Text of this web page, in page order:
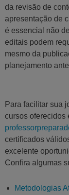
da revisão de
apresentação de
é essencial não
editais podem
mesmo da
planejamento
Para facilitar sua
cursos oferecidos
certificados
excelente
Confira algumas
Metodologias